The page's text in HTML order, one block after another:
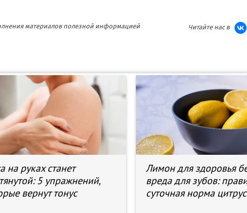
материалов полезной информацией
Читайте нас в
на руках станет
5 упражнений,
вернут тонус
Лимон для здоровья
вреда для зубов:
суточная норма